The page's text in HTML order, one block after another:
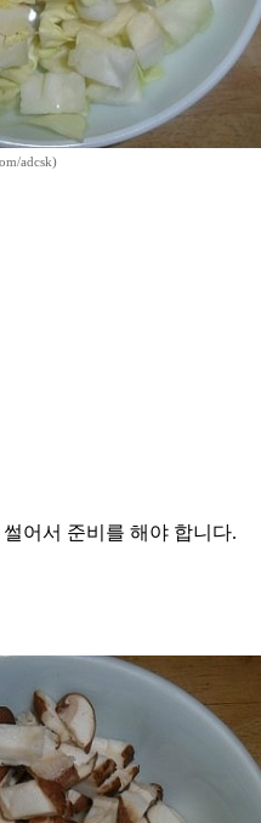
adcsk)
어서 준비를 해야 합니다.